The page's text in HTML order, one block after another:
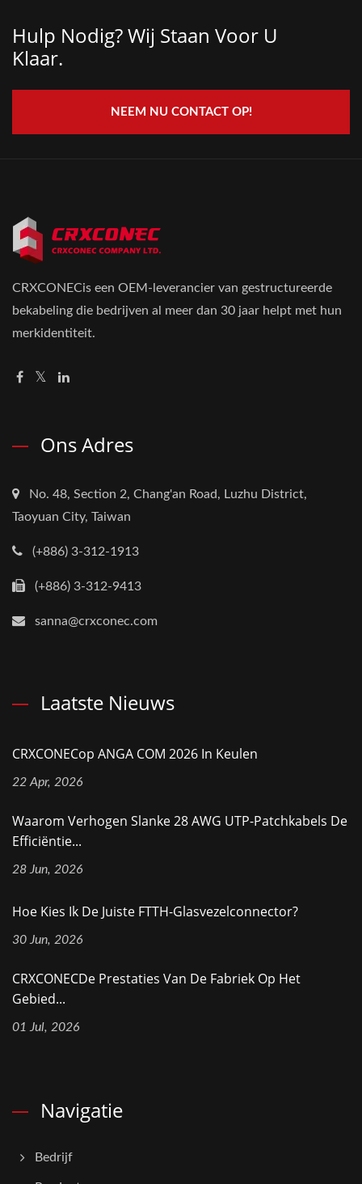
Hulp Nodig? Wij Staan ​​voor U
Klaar.
NEEM NU CONTACT OP!
CRXCONECis een OEM-leverancier van gestructureerde
bekabeling die bedrijven al meer dan 30 jaar helpt met hun
merkidentiteit.
Ons Adres
No. 48, Section 2, Chang'an Road, Luzhu District,
Taoyuan City, Taiwan
(+886) 3-312-1913
(+886) 3-312-9413
sanna@crxconec.com
Laatste Nieuws
CRXCONECop ANGA COM 2026 In Keulen
22 Apr, 2026
Waarom Verhogen Slanke 28 AWG UTP-Patchkabels De
Efficiëntie...
28 Jun, 2026
Hoe Kies Ik De Juiste FTTH-Glasvezelconnector?
30 Jun, 2026
CRXCONECDe Prestaties Van De Fabriek Op Het
Gebied...
01 Jul, 2026
Navigatie
Bedrijf